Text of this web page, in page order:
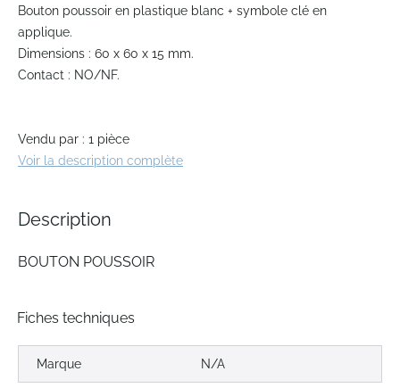
to
the
beginning
of
the
Bouton poussoir en plastique blanc + symbole clé en
applique.
Dimensions : 60 x 60 x 15 mm.
Contact : NO/NF.
Vendu par : 1 pièce
Voir la description complète
Description
BOUTON POUSSOIR
Fiches techniques
Marque N/A